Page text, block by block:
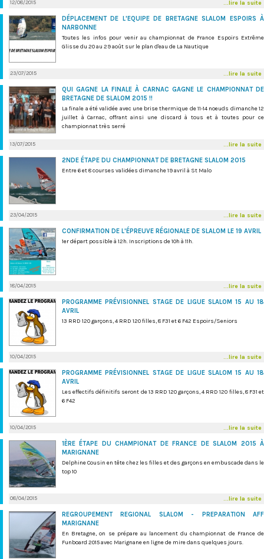
12/08/2015 ...lire la suite
DÉPLACEMENT DE L'EQUIPE DE BRETAGNE SLALOM ESPOIRS À
NARBONNE
Toutes les infos pour venir au championnat de France Espoirs Extrême
Glisse du 20 au 29 août sur le plan d'eau de La Nautique
23/07/2015 ...lire la suite
QUI GAGNE LA FINALE À CARNAC GAGNE LE CHAMPIONNAT DE
BRETAGNE DE SLALOM 2015 !!
La finale a été validée avec une brise thermique de 11-14 noeuds dimanche 12
juillet à Carnac, offrant ainsi une discard à tous et à toutes pour ce
championnat très serré
13/07/2015 ...lire la suite
2NDE ÉTAPE DU CHAMPIONNAT DE BRETAGNE SLALOM 2015
Entre 6 et 8 courses validées dimanche 19 avril à St Malo
23/04/2015 ...lire la suite
CONFIRMATION DE L'ÉPREUVE RÉGIONALE DE SLALOM LE 19 AVRIL
1er départ possible à 12h. Inscriptions de 10h à 11h.
18/04/2015 ...lire la suite
PROGRAMME PRÉVISIONNEL STAGE DE LIGUE SLALOM 15 AU 18
AVRIL
13 RRD 120 garçons, 4 RRD 120 filles, 8 F31 et 6 F42 Espoirs/Seniors
10/04/2015 ...lire la suite
PROGRAMME PRÉVISIONNEL STAGE DE LIGUE SLALOM 15 AU 18
AVRIL
Les effectifs définitifs seront de 13 RRD 120 garçons, 4 RRD 120 filles, 8 F31 et
6 F42
10/04/2015 ...lire la suite
1ÈRE ÉTAPE DU CHAMPIONAT DE FRANCE DE SLALOM 2015 À
MARIGNANE
Delphine Cousin en tête chez les filles et des garçons en embuscade dans le
top 10
08/04/2015 ...lire la suite
REGROUPEMENT REGIONAL SLALOM - PREPARATION AFF
MARIGNANE
En Bretagne, on se prépare au lancement du championnat de France de
Funboard 2015 avec Marignane en ligne de mire dans quelques jours.